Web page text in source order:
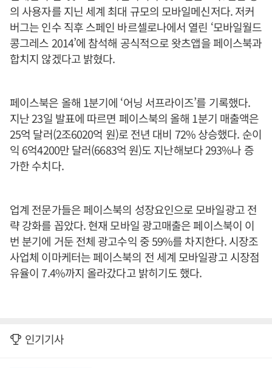
의 사용자를 지닌 세계 최대 규모의 모바일메신저다. 저커
버그는 인수 직후 스페인 바르셀로나에서 열린 ‘모바일월드
콩그레스 2014’에 참석해 공식적으로 왓츠앱을 페이스북과
합치지 않겠다고 밝혔다.
페이스북은 올해 1분기에 ‘어닝 서프라이즈’를 기록했다.
지난 23일 발표에 따르면 페이스북의 올해 1분기 매출액은
25억 달러(2조6020억 원)로 전년 대비 72% 상승했다. 순이
익 6억4200만 달러(6683억 원)도 지난해보다 293%나 증
가한 수치다.
업계 전문가들은 페이스북의 성장요인으로 모바일광고 전
략 강화를 꼽았다. 현재 모바일 광고매출은 페이스북이 이
번 분기에 거둔 전체 광고수익 중 59%를 차지한다. 시장조
사업체 이마케터는 페이스북의 전 세계 모바일광고 시장점
유율이 7.4%까지 올라갔다고 밝히기도 했다.
인기기사